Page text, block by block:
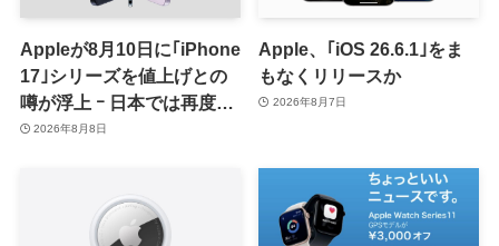
Appleが8月10日に｢iPhone
17｣シリーズを値上げとの
噂が浮上 ｰ 日本では再度値
上げの可能性も?!
2026年8月8日
Apple、｢iOS 26.6.1｣をま
もなくリリースか
2026年8月7日